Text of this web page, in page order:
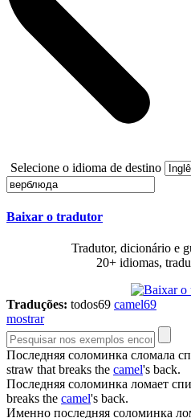
Selecione o idioma de destino
Baixar o tradutor
Tradutor, dicionário e
20+ idiomas,
Traduções: todos69 camel69
mostrar
Последняя соломинка сломала
straw that breaks the camel's back.
Последняя соломинка ломает
breaks the camel's back.
Именно последняя соломинка